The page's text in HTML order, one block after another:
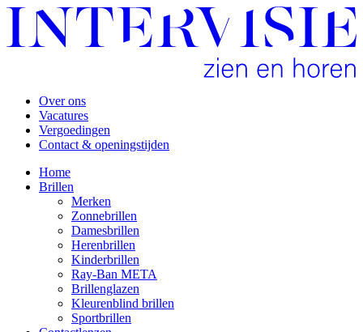
Over ons
Vacatures
Vergoedingen
Contact & openingstijden
Home
Brillen
Merken
Zonnebrillen
Damesbrillen
Herenbrillen
Kinderbrillen
Ray-Ban META
Brillenglazen
Kleurenblind brillen
Sportbrillen